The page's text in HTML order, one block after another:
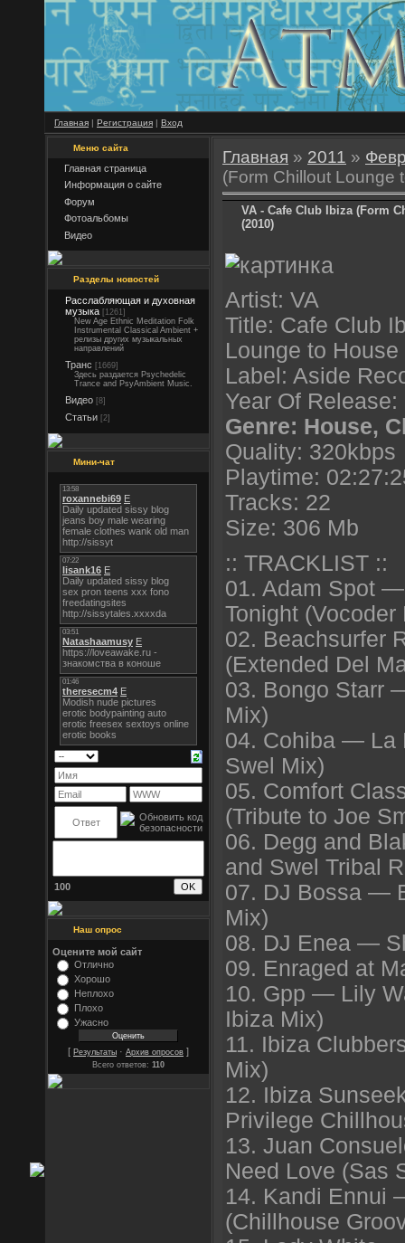
Главная | Регистрация | Вход
Меню сайта
Главная страница
Информация о сайте
Форум
Фотоальбомы
Видео
Разделы новостей
Расслабляющая и духовная
музыка [1261]
New Age Ethnic Meditation Folk
Instrumental Classical Ambient +
релизы других музыкальных
направлений
Транс [1669]
Здесь раздается Psychedelic
Trance and PsyAmbient Music.
Видео [8]
Статьи [2]
Мини-чат
100
Наш опрос
Оцените мой сайт
Отлично
Хорошо
Неплохо
Плохо
Ужасно
[ Результаты · Архив опросов ]
Всего ответов: 110
Главная » 2011 »
(Form Chillout Lounge
VA - Cafe Club Ibiza (Form
(2010)
Artist: VA
Title: Cafe Club
Lounge to
Label: Aside
Year Of Release:
Genre: House,
Quality: 320kbps
Playtime:
Tracks: 22
Size: 306 Mb
:: TRACKLIST ::
01. Adam Spot
Tonight (Vocoder
02. Beachsurfer
(Extended Del
03. Bongo Starr
Mix)
04. Cohiba — La
Swel Mix)
05. Comfort
(Tribute to Joe
06. Degg and
and Swel Tribal
07. DJ Bossa —
Mix)
08. DJ Enea —
09. Enraged at
10. Gpp — Lily
Ibiza Mix)
11. Ibiza
Mix)
12. Ibiza
Privilege
13. Juan
Need Love (Sas
14. Kandi Ennui
(Chillhouse